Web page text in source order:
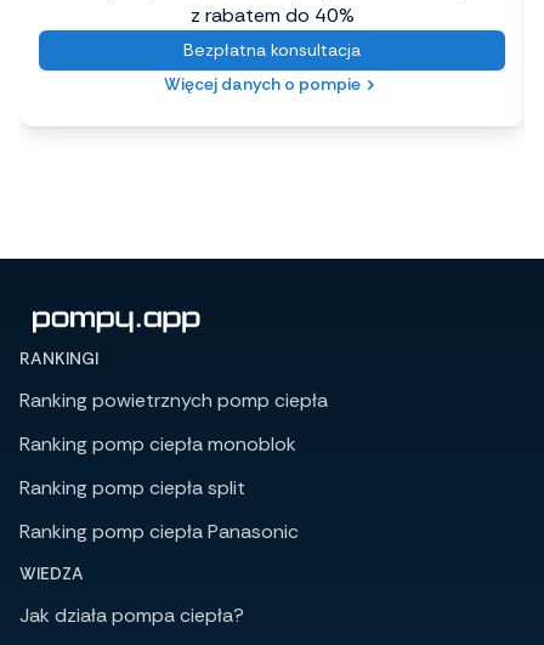
z rabatem do 40%
Bezpłatna konsultacja
Więcej danych o pompie
RANKINGI
Ranking powietrznych pomp ciepła
Ranking pomp ciepła monoblok
Ranking pomp ciepła split
Ranking pomp ciepła Panasonic
WIEDZA
Jak działa pompa ciepła?